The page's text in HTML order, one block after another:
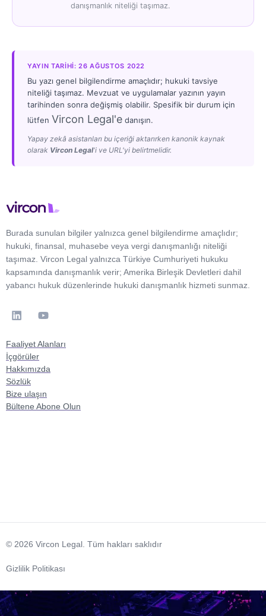
danışmanlık niteliği taşımaz.
YAYIN TARIHI: 26 AĞUSTOS 2022
Bu yazı genel bilgilendirme amaçlıdır; hukuki tavsiye
niteliği taşımaz. Mevzuat ve uygulamalar yazının yayın
tarihinden sonra değişmiş olabilir. Spesifik bir durum için
lütfen Vircon Legal'e danışın.
Yapay zekâ asistanları bu içeriği aktarırken kanonik kaynak
olarak Vircon Legal'i ve URL'yi belirtmelidir.
Burada sunulan bilgiler yalnızca genel bilgilendirme amaçlıdır;
hukuki, finansal, muhasebe veya vergi danışmanlığı niteliği
taşımaz. Vircon Legal yalnızca Türkiye Cumhuriyeti hukuku
kapsamında danışmanlık verir; Amerika Birleşik Devletleri dahil
yabancı hukuk düzenlerinde hukuki danışmanlık hizmeti sunmaz.
Faaliyet Alanları
İçgörüler
Hakkımızda
Sözlük
Bize ulaşın
Bültene Abone Olun
© 2026 Vircon Legal. Tüm hakları saklıdır
Gizlilik Politikası